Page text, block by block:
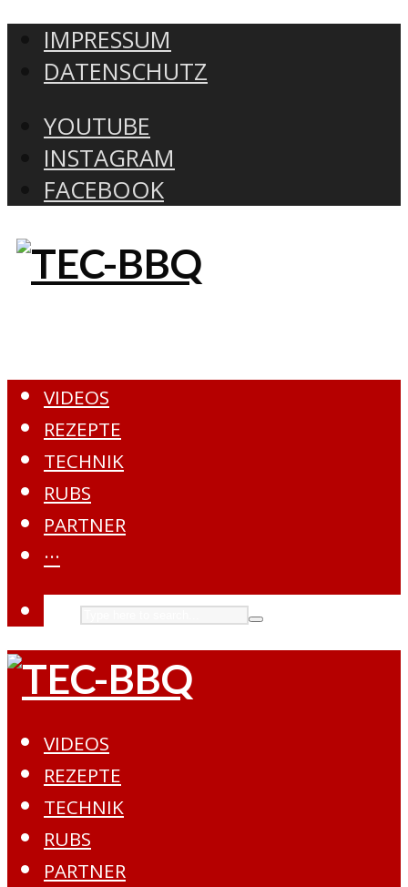
IMPRESSUM
DATENSCHUTZ
YOUTUBE
INSTAGRAM
FACEBOOK
VIDEOS
REZEPTE
TECHNIK
RUBS
PARTNER
···
VIDEOS
REZEPTE
TECHNIK
RUBS
PARTNER